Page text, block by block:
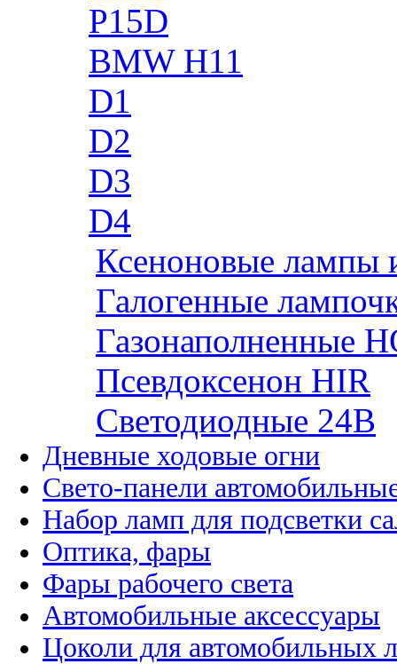
P15D
BMW H11
D1
D2
D3
D4
Ксеноновые лампы
Галогенные
Газонаполненные
Псевдоксенон HIR
Cветодиодные 24B
Дневные ходовые огни
Свето-панели
Набор ламп для подсветки
Оптика, фары
Фары рабочего света
Автомобильные аксессуары
Цоколи для автомобильных